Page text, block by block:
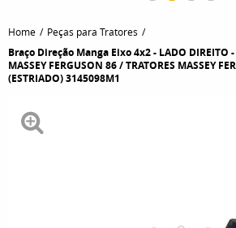
Home Peças para Tratores
Braço Direção Manga Eixo 4x2 - LADO DIREITO -
MASSEY FERGUSON 86 / TRATORES MASSEY
(ESTRIADO) 3145098M1